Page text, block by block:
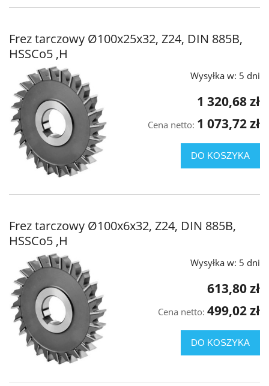
Frez tarczowy Ø100x25x32, Z24, DIN 885B,
HSSCo5 ,H
Wysyłka w: 5 dni
1 320,68 zł
Cena netto: 1 073,72 zł
DO KOSZYKA
Frez tarczowy Ø100x6x32, Z24, DIN 885B,
HSSCo5 ,H
Wysyłka w: 5 dni
613,80 zł
Cena netto: 499,02 zł
DO KOSZYKA